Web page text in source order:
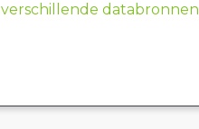
verschillende databronnen